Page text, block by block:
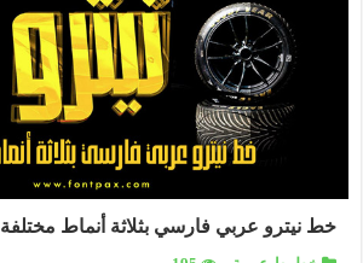
خط نيترو عربي فارسي بثلاثة أنماط مختلفة